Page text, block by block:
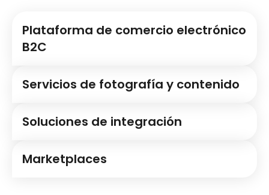
Plataforma de comercio electrónico
B2C
Servicios de fotografía y contenido
Soluciones de integración
Marketplaces